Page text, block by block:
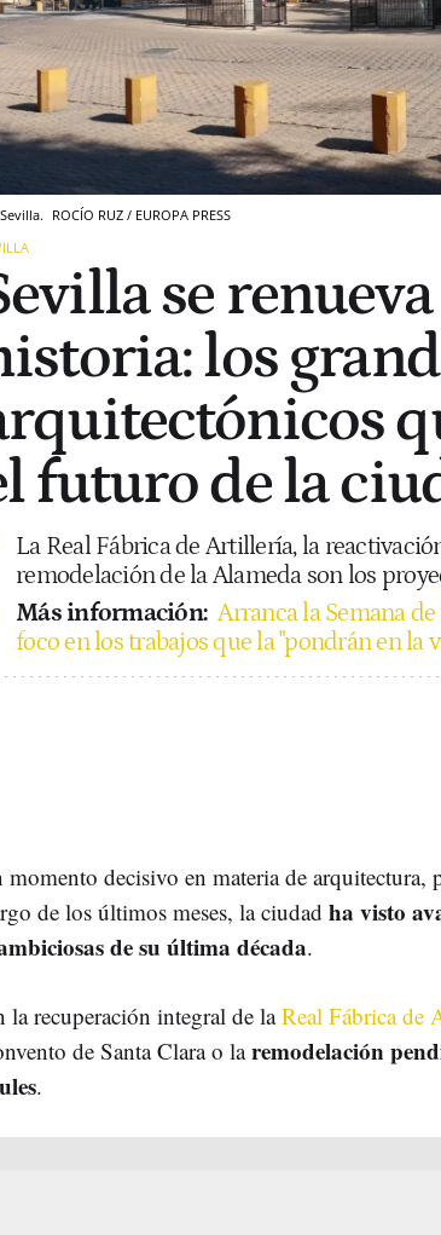
ROCÍO RUZ / EUROPA PRESS
se
los
futuro de la
La Real Fábrica de Artillería, la
remodelación de la Alameda son los
Más información: Arranca la Semana
foco en los trabajos que la "pondrán en la
momento decisivo en materia de arquitectura,
de los últimos meses, la ciudad ha visto
de su última década.
la recuperación integral de laReal Fábrica de
de Santa Clara o laremodelación
.